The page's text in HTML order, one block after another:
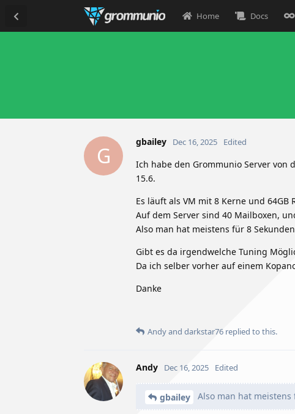
Home Docs
G
gbailey Dec 16, 2025 Edited
Ich habe den Grommunio Server von
15.6.
Es läuft als VM mit 8 Kerne und 64GB
Auf dem Server sind 40 Mailboxen,
Also man hat meistens für 8
Gibt es da irgendwelche Tuning
Da ich selber vorher auf einem
Danke
Andyand darkstar76 replied to this.
Andy Dec 16, 2025 Edited
gbailey Also man hat